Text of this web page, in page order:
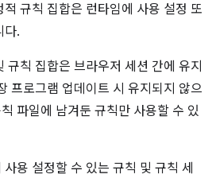
규칙 집합은 런타임에 사용 설정 또
다.
규칙 집합은 브라우저 세션 간에 유지
프로그램 업데이트 시 유지되지 않으
파일에 남겨둔 규칙만 사용할 수 있
용 설정할 수 있는 규칙 및 규칙 세